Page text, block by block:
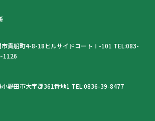
市貴船町4-8-18ヒルサイドコートⅠ-101 TEL:083-
1126
野田市大字郡361番地1 TEL:0836-39-8477